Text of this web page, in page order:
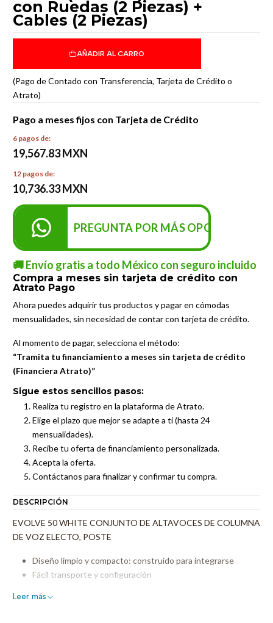
con Ruedas (2 Piezas) +
Cables (2 Piezas)
AÑADIR AL CARRO
(Pago de Contado con Transferencia, Tarjeta de Crédito o
Atrato)
Pago a meses fijos con Tarjeta de Crédito
6 pagos de:
19,567.83 MXN
12 pagos de:
10,736.33 MXN
PREGUNTA POR MÁS OPCIONES DE
🚚 Envío gratis a todo México con seguro incluido
Compra a meses sin tarjeta de crédito con
Atrato Pago
Ahora puedes adquirir tus productos y pagar en cómodas
mensualidades, sin necesidad de contar con tarjeta de crédito.
Al momento de pagar, selecciona el método:
“Tramita tu financiamiento a meses sin tarjeta de crédito
(Financiera Atrato)”
Sigue estos sencillos pasos:
Realiza tu registro en la plataforma de Atrato.
Elige el plazo que mejor se adapte a ti (hasta 24
mensualidades).
Recibe tu oferta de financiamiento personalizada.
Acepta la oferta.
Contáctanos para finalizar y confirmar tu compra.
DESCRIPCIÓN
EVOLVE 50 WHITE CONJUNTO DE ALTAVOCES DE COLUMNA
DE VOZ ELECTO, POSTE
Diseño limpio y compacto: construido para integrarse
Fácil transporte y configuración
Cobertura amplia y uniforme
Leer más